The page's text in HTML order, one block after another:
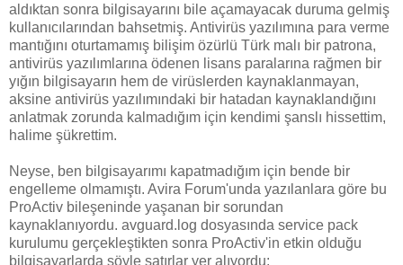
aldıktan sonra bilgisayarını bile açamayacak duruma gelmiş
kullanıcılarından bahsetmiş. Antivirüs yazılımına para verme
mantığını oturtamamış bilişim özürlü Türk malı bir patrona,
antivirüs yazılımlarına ödenen lisans paralarına rağmen bir
yığın bilgisayarın hem de virüslerden kaynaklanmayan,
aksine antivirüs yazılımındaki bir hatadan kaynaklandığını
anlatmak zorunda kalmadığım için kendimi şanslı hissettim,
halime şükrettim.
Neyse, ben bilgisayarımı kapatmadığım için bende bir
engelleme olmamıştı. Avira Forum'unda yazılanlara göre bu
ProActiv bileşeninde yaşanan bir sorundan
kaynaklanıyordu. avguard.log dosyasında service pack
kurulumu gerçekleştikten sonra ProActiv'in etkin olduğu
bilgisayarlarda şöyle satırlar yer alıyordu: